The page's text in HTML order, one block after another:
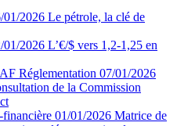
01/2026 Le pétrole, la clé de
01/2026 L’€/$ vers 1,2-1,25 en
Réglementation 07/01/2026
de la Commission
financière 01/01/2026 Matrice de